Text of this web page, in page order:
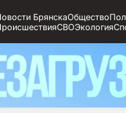
БрянскаОбщество
СВОЭкология